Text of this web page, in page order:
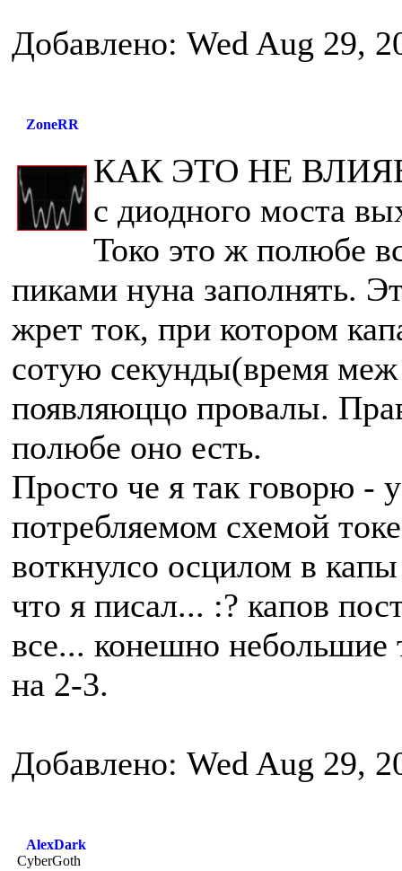
Добавлено: Wed Aug 29,
ZoneRR
КАК ЭТО НЕ
с диодного моста
Токо это ж полюбе
пиками нуна заполнять.
жрет ток, при котором
сотую секунды(время
появляюццо провалы.
полюбе оно есть.
Просто че я так говорю -
потребляемом схемой
воткнулсо осцилом в
что я писал... :? капов
все... конешно небольшие
на 2-3.
Добавлено: Wed Aug 29,
AlexDark
CyberGoth